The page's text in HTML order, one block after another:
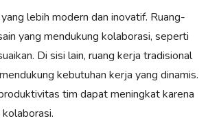
lebih modern dan inovatif. Ruang-
yang mendukung kolaborasi, seperti
Di sisi lain, ruang kerja tradisional
kebutuhan kerja yang dinamis.
tim dapat meningkat karena